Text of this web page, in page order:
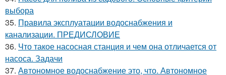
выбора
35. Правила эксплуатации водоснабжения и
канализации. ПРЕДИСЛОВИЕ
36. Что такое насосная станция и чем она отличается от
насоса. Задачи
37. Автономное водоснабжение это, что. Автономное